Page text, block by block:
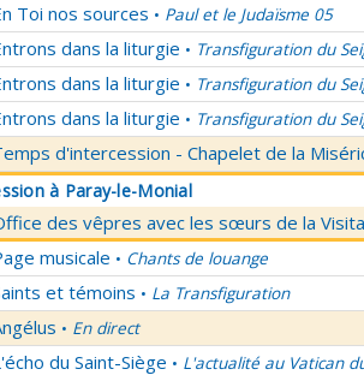
Toi nos sources • Paul et le Judaïsme 05
dans la liturgie • Transfiguration du
dans la liturgie • Transfiguration du
dans la liturgie • Transfiguration du
d'intercession - Chapelet de la
à Paray-le-Monial
des vêpres avec les sœurs de la
musicale • Chants de louange
et témoins • La Transfiguration
• En direct
du Saint-Siège • L'actualité au Vatican